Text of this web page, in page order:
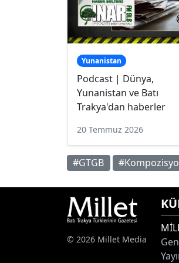
Yunanistan
Podcast | Dünya,
Yunanistan ve Batı
Trakya'dan haberler
20 Temmuz 2026
#GTGB
© 2026 Millet Media